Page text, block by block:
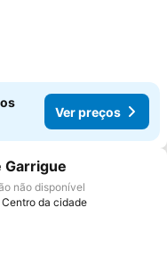
Ver preços
aos favoritos
Garrigue
não disponível
da cidade